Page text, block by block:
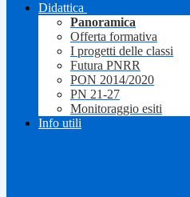
Didattica
Panoramica
Offerta formativa
I progetti delle classi
Futura PNRR
PON 2014/2020
PN 21-27
Monitoraggio esiti
Info utili